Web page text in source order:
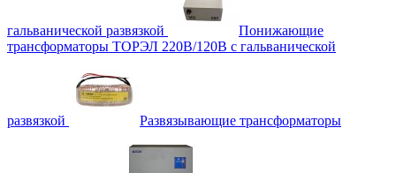
гальванической развязкой
Понижающие
трансформаторы ТОРЭЛ 220В/120В с гальванической
развязкой Развязывающие трансформаторы